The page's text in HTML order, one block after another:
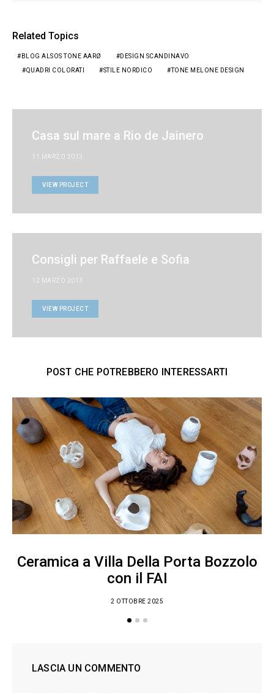
Related Topics
BLOG ALSOS TONE AARØ DESIGN SCANDINAVO
QUADRI COLORATI STILE NORDICO TONE MELONE DESIGN
Casa sul mare a Rio de Jainero
11 MARZO 2013
VIEW PROJECT
Consigli per Raffaele e Sofia
12 MARZO 2013
VIEW PROJECT
POST CHE POTREBBERO INTERESSARTI
Ceramica a Villa Della Porta Bozzolo
con il FAI
2 OTTOBRE 2025
LASCIA UN COMMENTO